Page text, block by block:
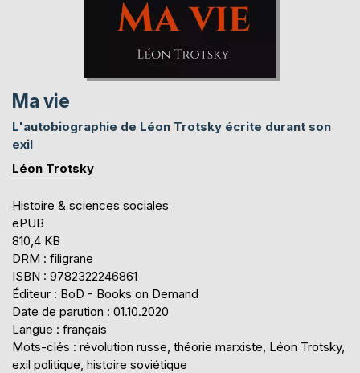
Ma vie
L'autobiographie de Léon Trotsky écrite durant son
exil
Léon Trotsky
Histoire & sciences sociales
ePUB
810,4 KB
DRM : filigrane
ISBN : 9782322246861
Éditeur : BoD - Books on Demand
Date de parution : 01.10.2020
Langue : français
Mots-clés : révolution russe, théorie marxiste, Léon Trotsky,
exil politique, histoire soviétique